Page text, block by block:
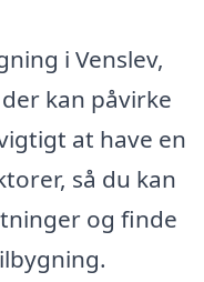
i Venslev,
kan påvirke
at have en
så du kan
og finde